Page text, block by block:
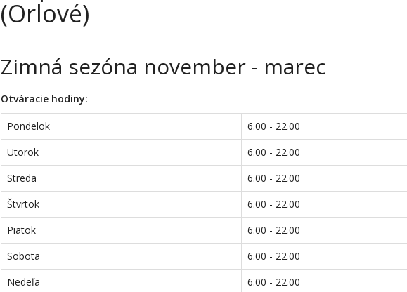
(Orlové)
Zimná sezóna november - marec
Otváracie hodiny:
Pondelok
6.00 - 22.00
Utorok
6.00 - 22.00
Streda
6.00 - 22.00
Štvrtok
6.00 - 22.00
Piatok
6.00 - 22.00
Sobota
6.00 - 22.00
Nedeľa
6.00 - 22.00